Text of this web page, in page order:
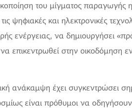
του μίγματος παραγωγής
ψηφιακές και ηλεκτρονικές
ενέργειας, να δημιουργήσει
επικεντρωθεί στην οικοδόμηση
ανάκαμψη έχει συγκεντρώσει
είναι πρόθυμοι να οδηγήσουν